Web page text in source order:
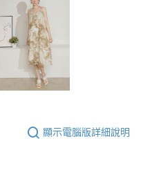
顯示電腦版詳細說明